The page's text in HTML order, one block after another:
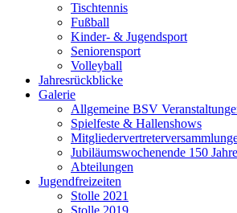
Tischtennis
Fußball
Kinder- & Jugendsport
Seniorensport
Volleyball
Jahresrückblicke
Galerie
Allgemeine BSV
Spielfeste & Hallenshows
Jubiläumswochenende 150
Abteilungen
Jugendfreizeiten
Stolle 2021